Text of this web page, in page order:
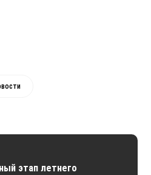
этап летнего